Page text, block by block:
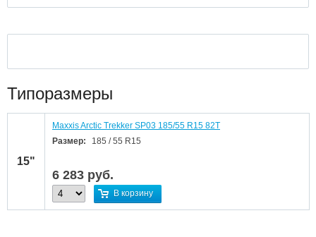
Типоразмеры
15"
Maxxis Arctic Trekker SP03 185/55 R15 82T
Размер:
185 / 55 R15
6 283 руб.
В корзину